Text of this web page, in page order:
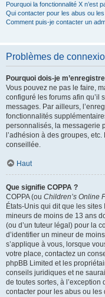
Pourquoi la fonctionnalité X n’est
Qui contacter pour les abus ou
Comment puis-je contacter un
Problèmes de
Pourquoi dois-je
Vous pouvez ne pas le faire,
configuré les forums afin qu’il
messages. Par ailleurs,
fonctionnalités
personnalisés, la messagerie
l’adhésion à des groupes,
conseillée.
Haut
Que signifie COPPA ?
COPPA (ou Children’s Online
États-Unis qui dit que les
mineurs de moins de 13 ans
(ou d’un tuteur légal) pour la
d’identifier un mineur de
s’applique à vous, lorsque
votre place, contactez un
phpBB Limited et les
conseils juridiques et ne
de toutes sortes, à
contacter pour les abus ou